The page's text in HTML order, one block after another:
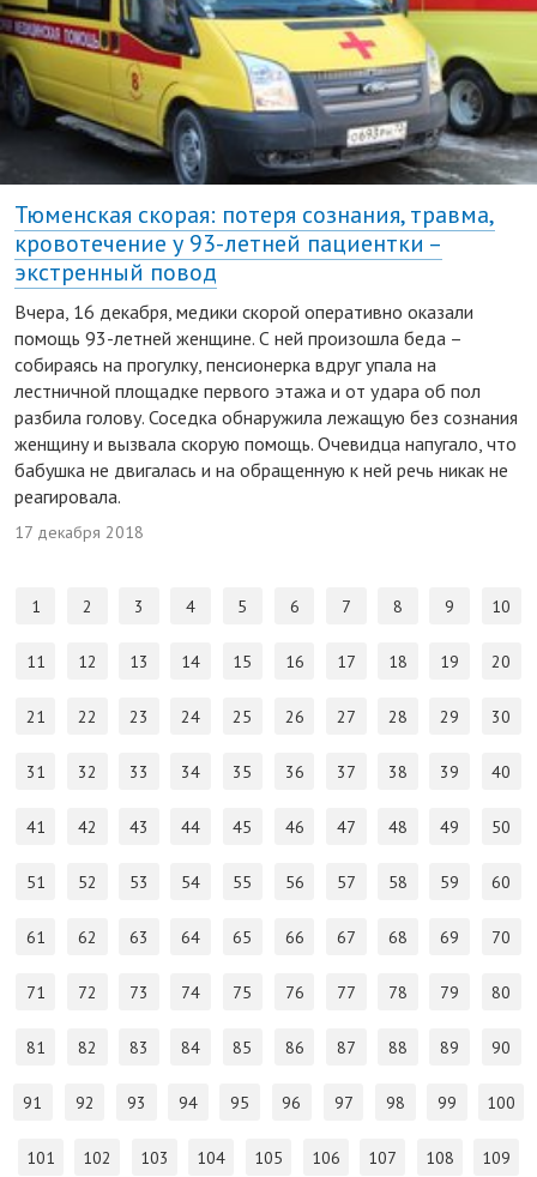
Тюменская скорая: потеря сознания, травма,
кровотечение у 93-летней пациентки –
экстренный повод
Вчера, 16 декабря, медики скорой оперативно оказали
помощь 93-летней женщине. С ней произошла беда –
собираясь на прогулку, пенсионерка вдруг упала на
лестничной площадке первого этажа и от удара об пол
разбила голову. Соседка обнаружила лежащую без сознания
женщину и вызвала скорую помощь. Очевидца напугало, что
бабушка не двигалась и на обращенную к ней речь никак не
реагировала.
17 декабря 2018
1 2 3 4 5 6 7 8 9 10
11 12 13 14 15 16 17 18 19 20
21 22 23 24 25 26 27 28 29 30
31 32 33 34 35 36 37 38 39 40
41 42 43 44 45 46 47 48 49 50
51 52 53 54 55 56 57 58 59 60
61 62 63 64 65 66 67 68 69 70
71 72 73 74 75 76 77 78 79 80
81 82 83 84 85 86 87 88 89 90
91 92 93 94 95 96 97 98 99 100
101 102 103 104 105 106 107 108 109